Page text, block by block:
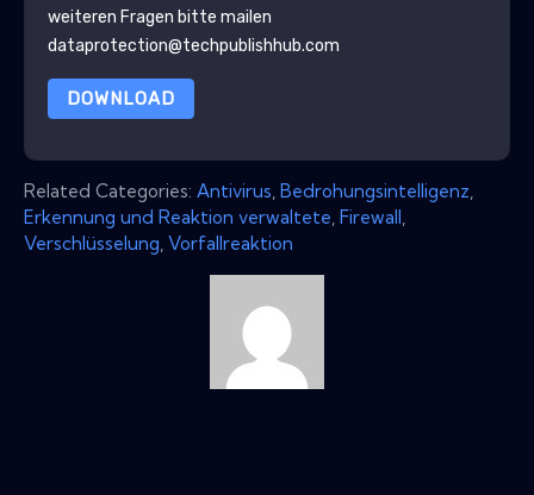
weiteren Fragen bitte mailen
dataprotection@techpublishhub.com
DOWNLOAD
Related Categories: Antivirus Bedrohungsintelligenz
Erkennung und Reaktion verwaltete Firewall
Verschlüsselung Vorfallreaktion